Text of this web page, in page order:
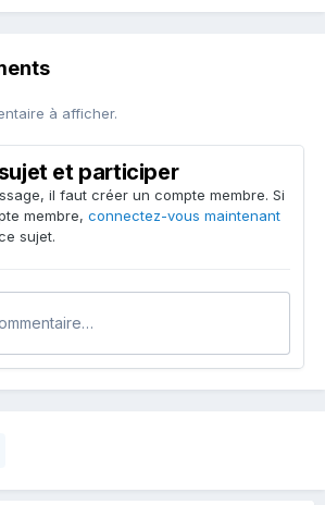
à afficher.
et participer
il faut créer un compte membre. Si
membre, connectez-vous maintenant
sujet.